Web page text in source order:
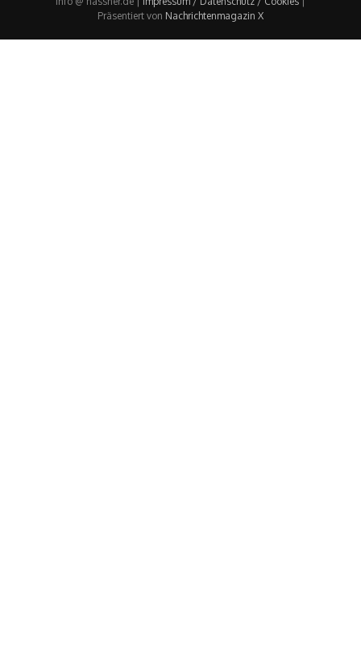
Präsentiert von Nachrichtenmagazin X